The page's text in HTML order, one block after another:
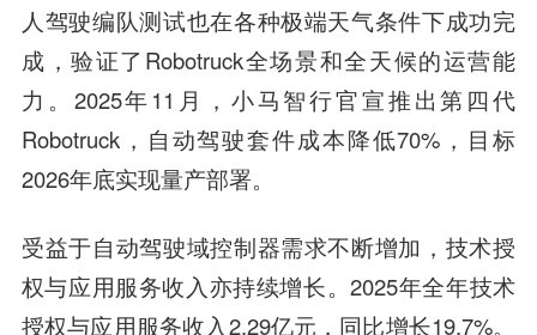
人驾驶编队测试也在各种极端天气条件下成功完
成，验证了Robotruck全场景和全天候的运营能
力。2025年11月，小马智行官宣推出第四代
Robotruck，自动驾驶套件成本降低70%，目标
2026年底实现量产部署。
受益于自动驾驶域控制器需求不断增加，技术授
权与应用服务收入亦持续增长。2025年全年技术
授权与应用服务收入2.29亿元，同比增长19.7%。